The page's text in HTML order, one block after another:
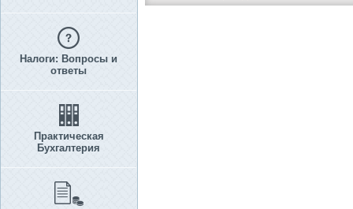
Налоги: Вопросы и
ответы
Практическая
Бухгалтерия